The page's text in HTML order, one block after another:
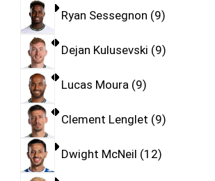
Ryan Sessegnon 9
Dejan Kulusevski 9
Lucas Moura 9
Clement Lenglet 9
Dwight McNeil 12